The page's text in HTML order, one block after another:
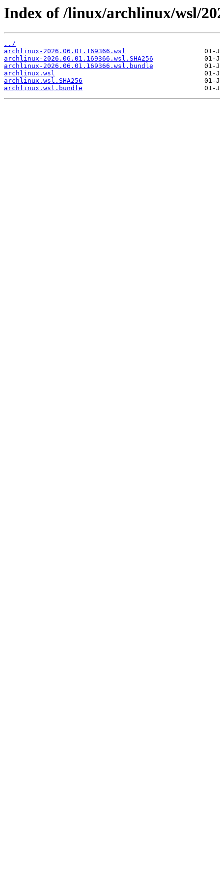
Index of /linux/archlinux/wsl/
../
archlinux-2026.06.01.169366.wsl
archlinux-2026.06.01.169366.wsl.SHA256
archlinux-2026.06.01.169366.wsl.bundle
archlinux.wsl
archlinux.wsl.SHA256
archlinux.wsl.bundle